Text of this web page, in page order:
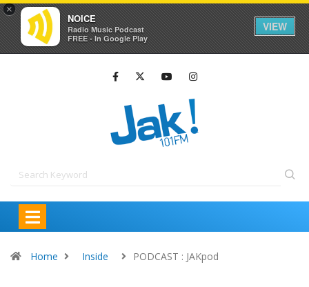
×
NOICE
Radio Music Podcast
FREE - In Google Play
VIEW
Home Inside PODCAST : JAKpod